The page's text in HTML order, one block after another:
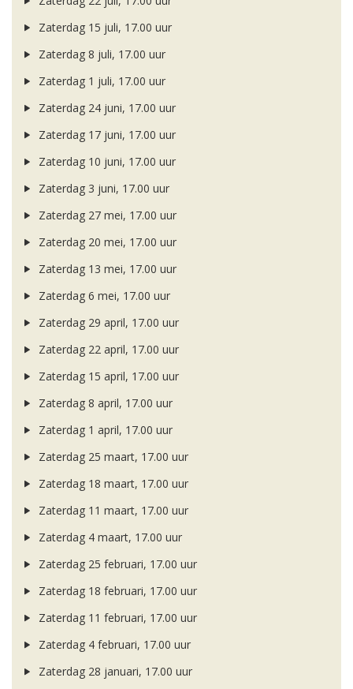
Zaterdag 15 juli, 17.00 uur
Zaterdag 8 juli, 17.00 uur
Zaterdag 1 juli, 17.00 uur
Zaterdag 24 juni, 17.00 uur
Zaterdag 17 juni, 17.00 uur
Zaterdag 10 juni, 17.00 uur
Zaterdag 3 juni, 17.00 uur
Zaterdag 27 mei, 17.00 uur
Zaterdag 20 mei, 17.00 uur
Zaterdag 13 mei, 17.00 uur
Zaterdag 6 mei, 17.00 uur
Zaterdag 29 april, 17.00 uur
Zaterdag 22 april, 17.00 uur
Zaterdag 15 april, 17.00 uur
Zaterdag 8 april, 17.00 uur
Zaterdag 1 april, 17.00 uur
Zaterdag 25 maart, 17.00 uur
Zaterdag 18 maart, 17.00 uur
Zaterdag 11 maart, 17.00 uur
Zaterdag 4 maart, 17.00 uur
Zaterdag 25 februari, 17.00 uur
Zaterdag 18 februari, 17.00 uur
Zaterdag 11 februari, 17.00 uur
Zaterdag 4 februari, 17.00 uur
Zaterdag 28 januari, 17.00 uur